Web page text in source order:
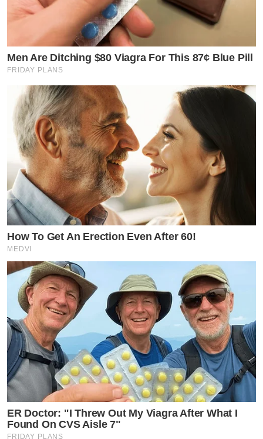
Men Are Ditching $80 Viagra For This 87¢ Blue Pill
FRIDAY PLANS
How To Get An Erection Even After 60!
MEDVI
ER Doctor: "I Threw Out My Viagra After What I
Found On CVS Aisle 7"
FRIDAY PLANS